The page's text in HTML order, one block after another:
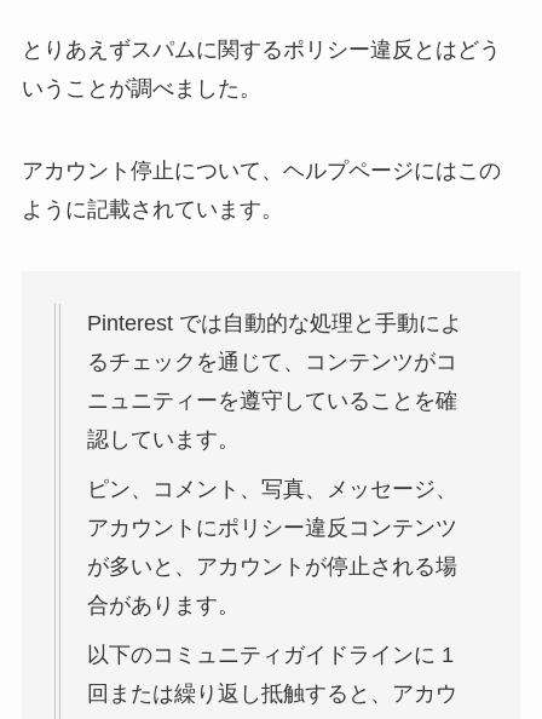
とりあえずスパムに関するポリシー違反とはどう
いうことが調べました。
アカウント停止について、ヘルプページにはこの
ように記載されています。
Pinterest では自動的な処理と手動によ
るチェックを通じて、コンテンツがコ
ニュニティーを遵守していることを確
認しています。
ピン、コメント、写真、メッセージ、
アカウントにポリシー違反コンテンツ
が多いと、アカウントが停止される場
合があります。
以下のコミュニティガイドラインに 1
回または繰り返し抵触すると、アカウ